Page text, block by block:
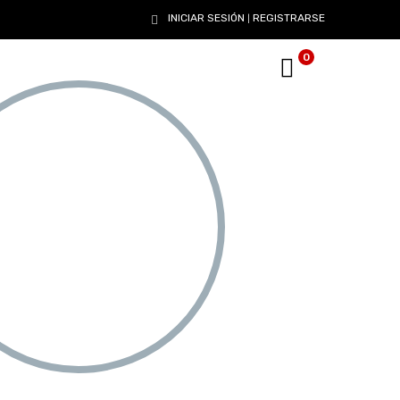
INICIAR SESIÓN REGISTRARSE
0